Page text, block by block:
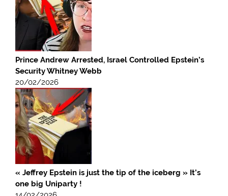
Prince Andrew Arrested, Israel Controlled Epstein’s
Security Whitney Webb
20/02/2026
« Jeffrey Epstein is just the tip of the iceberg » It’s
one big Uniparty !